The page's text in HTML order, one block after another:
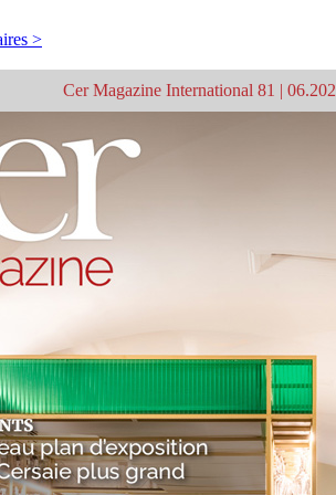
>
Cer Magazine International 81 |